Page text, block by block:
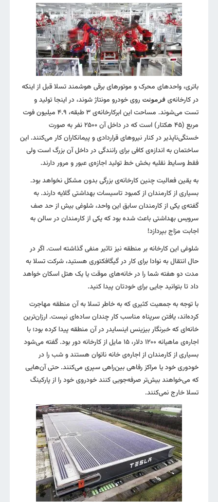
باتری‌، واحد‌‌های محرک و موتور‌های برقی هوشمند تسلا قبل از اینکه
در کارخانه‌ی فرمونت روی خودرو مونتاژ شوند، در اینجا تولید و
تست می‌شوند. مساحت این ابرکارخانه‌ی ۳ طبقه، ۴.۹ میلیون فوت
مربع (۴۵ هکتار) است که در داخل آن ۲۵۰۰ نفر به صورت
خستگی‌ناپذیر در کنار نیرو‌های قراردادی و پیمانکاران کار می‌کنند. این
ساختمان به اندازه‌ی کافی برای رانندگی در داخل آن بزرگ است ولی
فقط وسایط نقلیه بخش خط تولید اجازه‌ی عبور و مرور دارند.
به یقین فعالیت چنین کارخانه‌ی بزرگی بدون مشکل نخواهد بود.
بسیاری از کارمندان از کمبود تاسیسات بهداشتی گلایه دارند. به
گفته‌ی یکی از کارمندان سابق این واحد، شلوغی بیش از حد صف
سرویس بهداشتی باعث شده بود که یکی از کارمندان در سالن به
اجابت مزاج بپردازد!
شلوغی این کارخانه بر منطقه نیز تاثیر منفی گذاشته است. اگر در
حال انتقال به نوادا برای کار در گیگافکتوری هستید، شرکت تسلا به
مدت دو هفته شما را در خانه‌های موقت یا یک هتل اسکان خواهد
داد تا بتوانید جایی برای خودتان پیدا کنید.
با توجه به جمعیت کثیری که به خاطر تسلا به آن منطقه مهاجرت
کرده‌اند، یافتن سرپناه مناسب کار چندان ساده‌ای نیست. ارزان‌ترین
خانه‌ای که خبرنگار بیزینس اینسایدر در آن منطقه پیدا کرده بود؛ با
اجاره‌ی ماهیانه ۱۲۰۰ دلار، ۱۵ مایل از کارخانه دور بود. گفته می‌شود
بسیاری از کارمندان از اجاره‌ی خانه ناتوان هستند و شب را در
خودوری خود یا مراکز رفاهی بین‌راهی سپری می‌کنند. حتی آن‌هایی
که می‌خواهند بیش‌تر صرفه‌جویی کنند خودروی خود را از پارکینگ
تسلا خارج نمی‌کنند.